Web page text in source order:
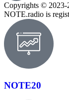
Copyrights © 2023-
NOTE.radio is
NOTE20